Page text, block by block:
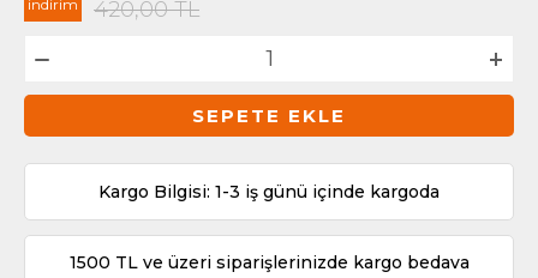
indirim 420,00TL
SEPETE EKLE
Kargo Bilgisi: 1-3 iş günü içinde kargoda
1500 TL ve üzeri siparişlerinizde kargo bedava